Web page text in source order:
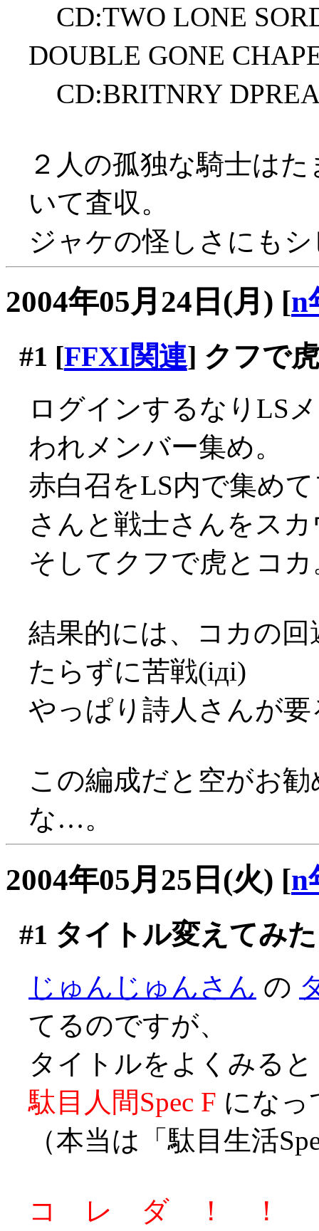
CD:TWO LONE
DOUBLE GONE
CD:BRITNRY
２人の孤独な騎士は
いて査収。
ジャケの怪しさにも
2004年05月24日(月) [n
#1 [FFXI関連] クフで
ログインするなりLS
われメンバー集め。
赤白召をLS内で集め
さんと戦士さんをス
そしてクフで虎とコカ
結果的には、コカの
たらずに苦戦(iдi)
やっぱり詩人さんが
この編成だと空がお
な…。
2004年05月25日(火) [n
#1 タイトル変えてみ
じゅんじゅんさん の
てるのですが、
タイトルをよくみると
駄目人間Spec F になっ
（本当は「駄目生活
コ レ ダ ！ ！